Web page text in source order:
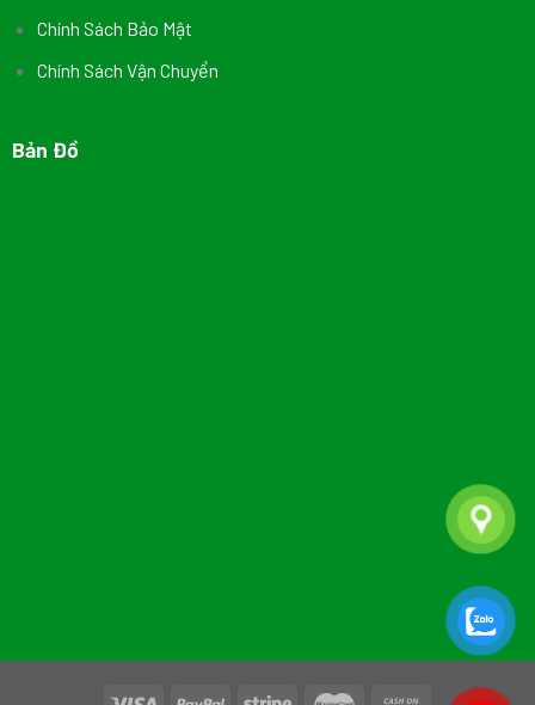
Chính Sách Bảo Mật
Chính Sách Vận Chuyển
Bản Đồ